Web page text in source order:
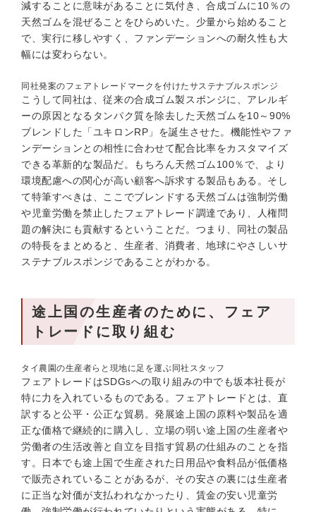
減することに意味があることに気付き、合成ゴムに10％の
天然ゴムを混ぜることをひらめいた。少量から始めること
で、実行に移しやすく、ファンデーションへの耐久性も大
幅には変わらない。
同社発案のフェアトレードマークを付けたサステナブルスポンジ
こうして同社は、従来の合成ゴム製スポンジに、アレルギ
ーの原因となるタンパク質を除去した天然ゴムを10～90%
ブレンドした「ユキロンRP」を誕生させた。機能性やファ
ンデーションとの相性に合わせて配合比率をカスタマイズ
できる革新的な製品だ。もちろん天然ゴム100％で、より
環境配慮への関心が高い顧客へ訴求する製品もある。そし
て特筆すべきは、ここでブレンドする天然ゴムは強制労働
や児童労働を禁止したフェアトレード調達であり、人権問
題の解決にも貢献するということだ。つまり、同社の製品
の特長をまとめると、生産者、消費者、地球にやさしいサ
ステナブルスポンジであることがわかる。
途上国の生産者のために、フェア
トレードに取り組む
タイ農園の生産者らと現地に足を運ぶ同社スタッフ
フェアトレードはSDGsへの取り組みの中でも坂本社長が
特に力を入れているものである。フェアトレードとは、直
訳すると公平・公正な貿易。発展途上国の原料や製品を適
正な価格で継続的に購入し、立場の弱い途上国の生産者や
労働者の生活改善と自立を目指す貿易の仕組みのことを指
す。日本でも途上国で生産された日用品や食料品が低価格
で販売されていることがあるが、その安さの裏には生産者
に正当な対価が支払われなかったり、賃金の安い児童労